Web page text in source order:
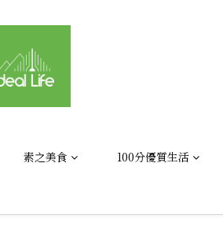
素之美食 100分優質生活